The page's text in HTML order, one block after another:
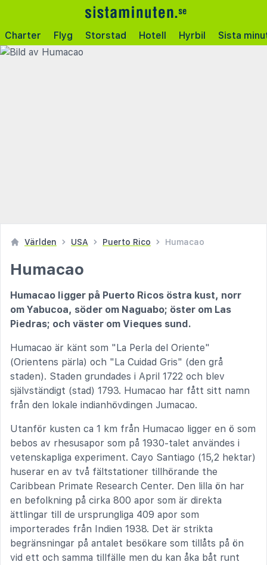
Charter Flyg Storstad Hotell Hyrbil Sista
Världen USA Puerto Rico Humacao
Humacao
Humacao ligger på Puerto Ricos östra kust, norr
om Yabucoa, söder om Naguabo; öster om Las
Piedras; och väster om Vieques sund.
Humacao är känt som "La Perla del Oriente"
(Orientens pärla) och "La Cuidad Gris" (den grå
staden). Staden grundades i April 1722 och blev
självständigt (stad) 1793. Humacao har fått sitt namn
från den lokale indianhövdingen Jumacao.
Utanför kusten ca 1 km från Humacao ligger en ö som
bebos av rhesusapor som på 1930-talet användes i
vetenskapliga experiment. Cayo Santiago (15,2 hektar)
huserar en av två fältstationer tillhörande the
Caribbean Primate Research Center. Den lilla ön har
en befolkning på cirka 800 apor som är direkta
ättlingar till de ursprungliga 409 apor som
importerades från Indien 1938. Det är strikta
begränsningar på antalet besökare som tillåts på ön
vid ett och samma tillfälle men du kan åka båt runt